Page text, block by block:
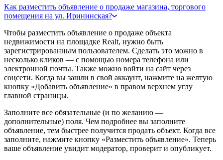
Как разместить объявление о продаже магазина, торгового
помещения на ул. Ирининская?
Чтобы разместить объявление о продаже объекта
недвижимости на площадке Realt, нужно быть
зарегистрированным пользователем. Сделать это можно в
несколько кликов — с помощью номера телефона или
электронной почты. Также можно войти на сайт через
соцсети. Когда вы зашли в свой аккаунт, нажмите на желтую
кнопку «Добавить объявление» в правом верхнем углу
главной страницы.
Заполните все обязательные (и по желанию —
дополнительные) поля. Чем подробнее вы заполните
объявление, тем быстрее получится продать объект. Когда все
заполните, нажмите кнопку «Разместить объявление». Теперь
ваше объявление увидит модератор, проверит и опубликует.